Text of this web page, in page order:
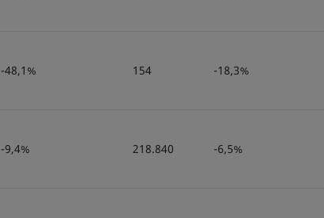
-48,1% 154 -18,3%
-9,4% 218.840 -6,5%